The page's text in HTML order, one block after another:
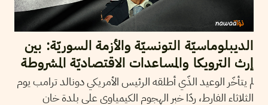
الديبلوماسيّة التونسيّة والأزمة السوريّة: بين
إرث الترويكا والمساعدات الاقتصاديّة المشروطة
لم يتأخّر الوعيد الذّي أطلقه الرئيس الأمريكي دونالد ترامب يوم
الثلاثاء الفارط، ردّا خبر الهجوم الكيمياوي على بلدة خان